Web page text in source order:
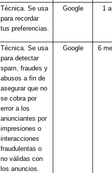
Técnica. Se usa
para recordar
tus preferencias.
Google 1
Técnica. Se usa
para detectar
spam, fraudes y
abusos a fin de
asegurar que no
se cobra por
error a los
anunciantes por
impresiones o
interacciones
fraudulentas o
no válidas con
los anuncios.
Google 6